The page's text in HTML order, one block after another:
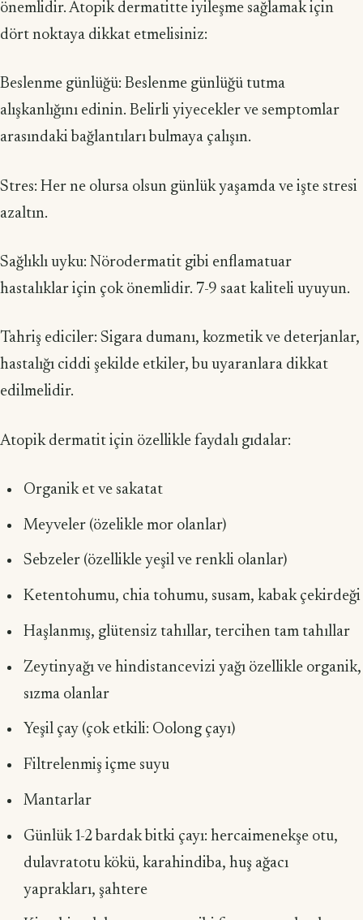
önemlidir. Atopik dermatitte iyileşme sağlamak için
dört noktaya dikkat etmelisiniz:
Beslenme günlüğü: Beslenme günlüğü tutma
alışkanlığını edinin. Belirli yiye­cekler ve semptomlar
arasındaki bağlantıları bulmaya çalışın.
Stres: Her ne olursa olsun günlük yaşamda ve işte stresi
azaltın.
Sağlıklı uyku: Nörodermatit gibi enflamatuar
hastalıklar için çok önemlidir. 7-9 saat kaliteli uyuyun.
Tahriş ediciler: Sigara dumanı, kozmetik ve deterjanlar,
hastalığı ciddi şekilde etkiler, bu uyaranlara dikkat
edilmelidir.
Atopik dermatit için özellikle faydalı gıdalar:
Organik et ve sakatat
Meyveler (özelikle mor olanlar)
Sebzeler (özellikle yeşil ve renkli olanlar)
Ketentohumu, chia tohumu, susam, kabak çekirdeği
Haşlanmış, glütensiz tahıllar, tercihen tam tahıllar
Zeytinyağı ve hindistancevizi yağı özellikle organik,
sızma olanlar
Yeşil çay (çok etkili: Oolong çayı)
Filtrelenmiş içme suyu
Mantarlar
Günlük 1-2 bardak bitki çayı: hercaimenekşe otu,
dulavratotu kökü, kara­hindiba, huş ağacı
yaprakları, şahtere